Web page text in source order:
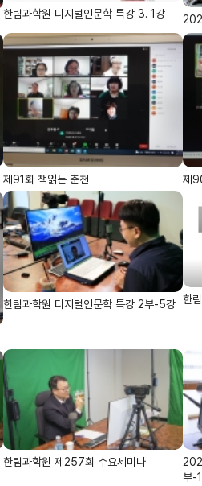
한림과학원 디지털인문학 특강 3. 1강
제91회 책읽는 춘천 제
한림과학원 디지털인문학 특강 2부-5강 한
한림과학원 제257회 수요세미나
부-